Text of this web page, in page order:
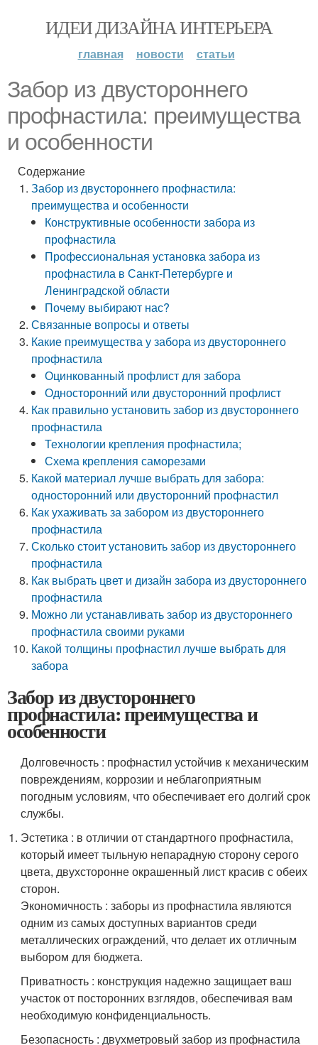
ИДЕИ ДИЗАЙНА ИНТЕРЬЕРА
главная новости статьи
Забор из двустороннего
профнастила: преимущества
и особенности
Содержание
Забор из двустороннего профнастила:
преимущества и особенности
Конструктивные особенности забора из
профнастила
Профессиональная установка забора из
профнастила в Санкт-Петербурге и
Ленинградской области
Почему выбирают нас?
Связанные вопросы и ответы
Какие преимущества у забора из двустороннего
профнастила
Оцинкованный профлист для забора
Односторонний или двусторонний профлист
Как правильно установить забор из двустороннего
профнастила
Технологии крепления профнастила;
Схема крепления саморезами
Какой материал лучше выбрать для забора:
односторонний или двусторонний профнастил
Как ухаживать за забором из двустороннего
профнастила
Сколько стоит установить забор из двустороннего
профнастила
Как выбрать цвет и дизайн забора из двустороннего
профнастила
Можно ли устанавливать забор из двустороннего
профнастила своими руками
Какой толщины профнастил лучше выбрать для
забора
Забор из двустороннего
профнастила: преимущества и
особенности
Долговечность : профнастил устойчив к механическим
повреждениям, коррозии и неблагоприятным
погодным условиям, что обеспечивает его долгий срок
службы.
Эстетика : в отличии от стандартного профнастила,
который имеет тыльную непарадную сторону серого
цвета, двухсторонне окрашенный лист красив с обеих
сторон.
Экономичность : заборы из профнастила являются
одним из самых доступных вариантов среди
металлических ограждений, что делает их отличным
выбором для бюджета.
Приватность : конструкция надежно защищает ваш
участок от посторонних взглядов, обеспечивая вам
необходимую конфиденциальность.
Безопасность : двухметровый забор из профнастила